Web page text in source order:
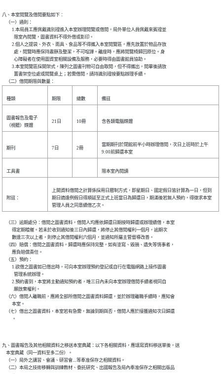
八、本室閱覽及借閱要點如下︰
    （一）通則：
          1.本局員工應佩戴識別證進入本室辦理閱覽或借閱，局外單位人員佩戴來賓證並
            限室內閱覽，圖書資料不得外借或影印。
          2.個人之提袋、外衣、雨具、食品等不得攜入本室閱覽區，應先放置於物品存放
            處，閱覽時應保持肅靜及整潔，不可喧譁。離座時，應將閱覽椅歸回原位。身
            心障礙者在使用圖資室相關設備及服務，必要時得由圖書館員協助。
          3.本室閱覽區採開架式，陳列之圖書刊物可自由取閱，但不得攜出，閱畢後請放
            置書架空位處或閱覽桌上；若需借閱，請持識別證按要點辦理手續。
種類 期限 總數 備註
圖書報告及電子
（視聽）媒體
21日 10冊 含各類電腦媒體
期刊 7日 2冊
當期期刊於閉館前半小時辦理借閱，次日上班時於上午
9:00前歸還本室
工具書 限本室內閱讀
附註：
上開資料借閱之計算係採用日曆制方式，即星期日、國定假日皆計算為一日，但到
期日適逢例假日得順延至正式上班當日為歸還日，期滿後若無人預約，得徵求本室
管理人員之同意續借乙次。
    （三）逾期處分：借閱之圖書資料，借閱人均應依歸還日期按時歸還或辦理續借，本室
          得定期稽催。若未於收到通知後三日內歸還，將停止其借閱權利一個月，逾期次
          數達三次以上者，則停止其借閱權利六個月，並通知所屬主管督導改善。
    （四）賠償：借閱之圖書資料，歸還時應保持完整，如有塗寫、毀損、遺失等情事者，
          應負賠償責任。
    （五）預約：
          1.欲借之圖書如已借出時，可向本室辦理預約登記或自行在電腦網路上操作圖書
            管理系統辦理。
          2.預約書到，本室將主動通知預約者，唯三日內未向本室辦理借閱手續者視同自
            願放棄權利。
    （六）借閱人離職前，應將全部所借閱之圖書資料歸還，並於辦理離職手續時，應知會
          本室。
    （七）借出之圖書資料，本室若有急需，無論到期與否，借閱人應於接獲通知次日歸還
九、圖書報告及其他相關資料之移送本室典藏：以下各相關資料，應填寫資料移送單後，送
    本室典藏（同一資料至多二份）。
    （一）局外之講習、會議、研習會....等奉准保存之相關資料。
    （二）本局之技術移轉與訓練教材、委託研究、出國報告及局內奉准保存之相關出版品